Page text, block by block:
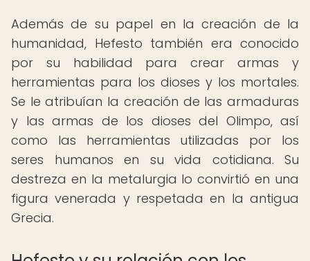
Además de su papel en la creación de la
humanidad, Hefesto también era conocido
por su habilidad para crear armas y
herramientas para los dioses y los mortales.
Se le atribuían la creación de las armaduras
y las armas de los dioses del Olimpo, así
como las herramientas utilizadas por los
seres humanos en su vida cotidiana. Su
destreza en la metalurgia lo convirtió en una
figura venerada y respetada en la antigua
Grecia.